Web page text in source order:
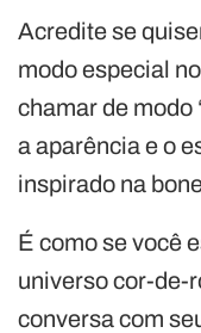
Acredite se
modo especial
chamar de modo
a aparência e o
inspirado na
É como se você
universo cor-de-
conversa com